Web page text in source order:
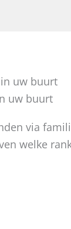
uw buurt
via
welke